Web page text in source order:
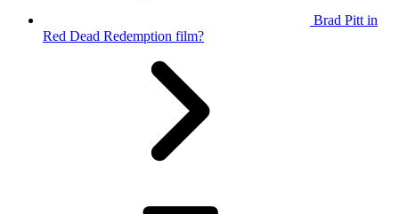
Brad Pitt in
Red Dead Redemption film?